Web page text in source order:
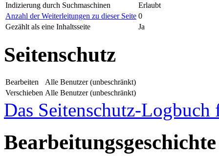
Indizierung durch Suchmaschinen
Erlaubt
Anzahl der Weiterleitungen zu dieser Seite 0
Gezählt als eine Inhaltsseite
Ja
Seitenschutz
Bearbeiten
Alle Benutzer (unbeschränkt)
Verschieben Alle Benutzer (unbeschränkt)
Das Seitenschutz-Logbuch
Bearbeitungsgeschichte